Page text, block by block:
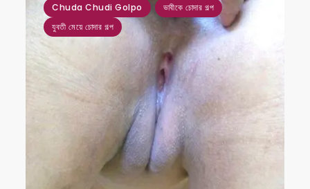
Chuda Chudi Golpo ভাবীকে চোদার গল্প
যুবতী মেয়ে চোদার গল্প